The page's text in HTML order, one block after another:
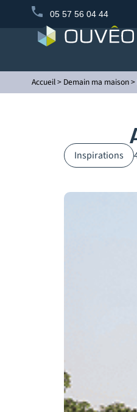
05 57 56 04 44
Accueil> Demain ma maison>
Inspirations